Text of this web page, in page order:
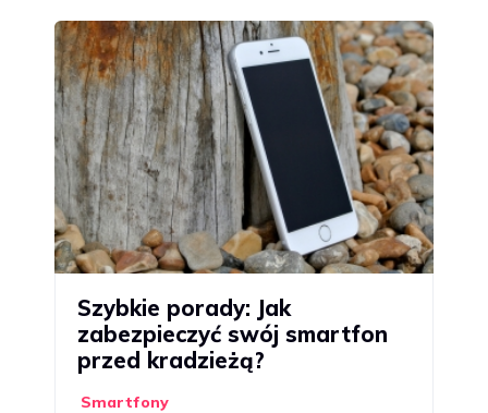
Szybkie porady: Jak
zabezpieczyć swój smartfon
przed kradzieżą?
Smartfony